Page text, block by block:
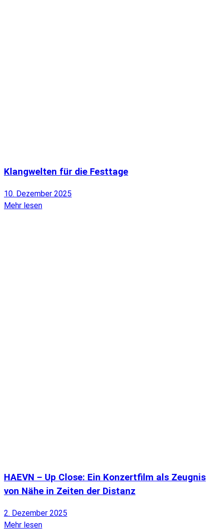
Klangwelten für die Festtage
10. Dezember 2025
Mehr lesen
HAEVN – Up Close: Ein Konzertfilm als Zeugnis
von Nähe in Zeiten der Distanz
2. Dezember 2025
Mehr lesen